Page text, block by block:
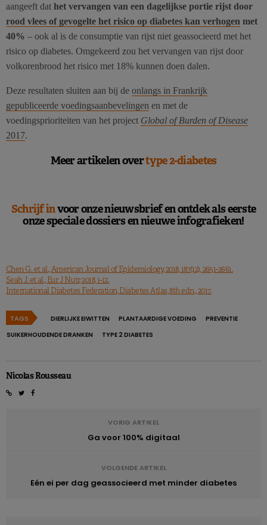
aangeeft dat het vervangen van een dagelijkse portie rijst door
rood vlees of gevogelte het risico op diabetes kan verhogen met
40% – ook al is de consumptie van rijst niet geassocieerd met het
risico op diabetes. Omgekeerd zou het vervangen van rijst door
volkorenbrood het risico met 18% kunnen doen dalen.
Deze resultaten sluiten aan bij de onlangs in Frankrijk
gepubliceerde voedingsaanbevelingen en met de
voedingsprioriteiten van het project Global of Burden of Disease
2017.
Meer artikelen overtype 2-diabetes
Schrijf invoor onze nieuwsbrief en ontdek als eerste
onze speciale dossiers en nieuwe infografieken!
Chen G. et al., American Journal of Epidemiology, 2018, 187(12), 2651-2661.
Seah J. et al., Eur J Nutr, 2018, 1-12.
International Diabetes Federation, Diabetes Atlas, 8th edn., 2017.
TAGS DIERLIJKE EIWITTEN PLANTAARDIGE VOEDING
PREVENTIE
SUIKERHOUDENDE DRANKEN
TYPE 2 DIABETES
Nicolas Rousseau
VORIG ARTIKEL
Ga voor 100% digitaal
VOLGENDE ARTIKEL
Eén ei per dag geassocieerd met minder diabetes